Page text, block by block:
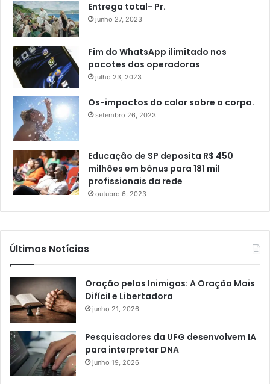
Entrega total- Pr.
junho 27, 2023
Fim do WhatsApp ilimitado nos
pacotes das operadoras
julho 23, 2023
Os-impactos do calor sobre o corpo.
setembro 26, 2023
Educação de SP deposita R$ 450
milhões em bônus para 181 mil
profissionais da rede
outubro 6, 2023
Últimas Notícias
Oração pelos Inimigos: A Oração Mais
Difícil e Libertadora
junho 21, 2026
Pesquisadores da UFG desenvolvem IA
para interpretar DNA
junho 19, 2026